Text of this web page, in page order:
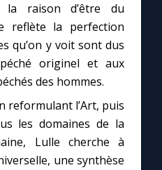
la raison d’être du
reflète la perfection
qu’on y voit sont dus
originel et aux
des hommes.
reformulant l’Art, puis
les domaines de la
Lulle cherche à
une synthèse